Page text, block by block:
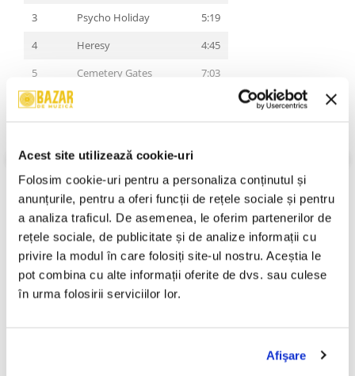
Acest site utilizează cookie-uri
Folosim cookie-uri pentru a personaliza conținutul și
anunțurile, pentru a oferi funcții de rețele sociale și pentru
a analiza traficul. De asemenea, le oferim partenerilor de
rețele sociale, de publicitate și de analize informații cu
privire la modul în care folosiți site-ul nostru. Aceștia le
pot combina cu alte informații oferite de dvs. sau culese
în urma folosirii serviciilor lor.
Afişare
3
Psycho Holiday
5:19
4
Heresy
4:45
5
Cemetery Gates
7:03
6
8
Clash With Reality
9
Medicine Man
5:15
Message In Blood
5:09
11
The Sleep
5:47
The Art Of Shredding 4:16
An Lansare:-
Stil:Rock ; Heavy Metal
Stare Disc:Near Mint (NM or M-)
Near Mint (NM or M-)
Informatii conformitate produs
Review-uri(0)
PRODUSE ALTERNATIVE